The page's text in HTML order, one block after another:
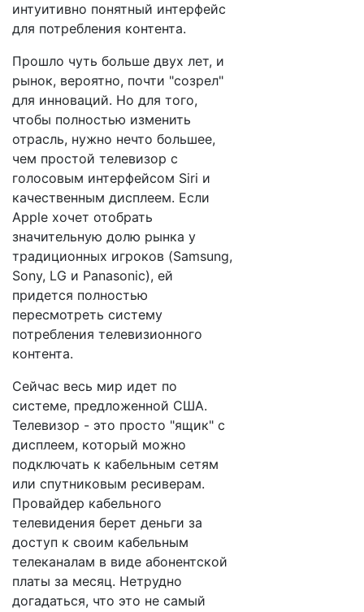
интуитивно понятный интерфейс
для потребления контента.
Прошло чуть больше двух лет, и
рынок, вероятно, почти "созрел"
для инноваций. Но для того,
чтобы полностью изменить
отрасль, нужно нечто большее,
чем простой телевизор с
голосовым интерфейсом Siri и
качественным дисплеем. Если
Apple хочет отобрать
значительную долю рынка у
традиционных игроков (Samsung,
Sony, LG и Panasonic), ей
придется полностью
пересмотреть систему
потребления телевизионного
контента.
Сейчас весь мир идет по
системе, предложенной США.
Телевизор - это просто "ящик" с
дисплеем, который можно
подключать к кабельным сетям
или спутниковым ресиверам.
Провайдер кабельного
телевидения берет деньги за
доступ к своим кабельным
телеканалам в виде абонентской
платы за месяц. Нетрудно
догадаться, что это не самый